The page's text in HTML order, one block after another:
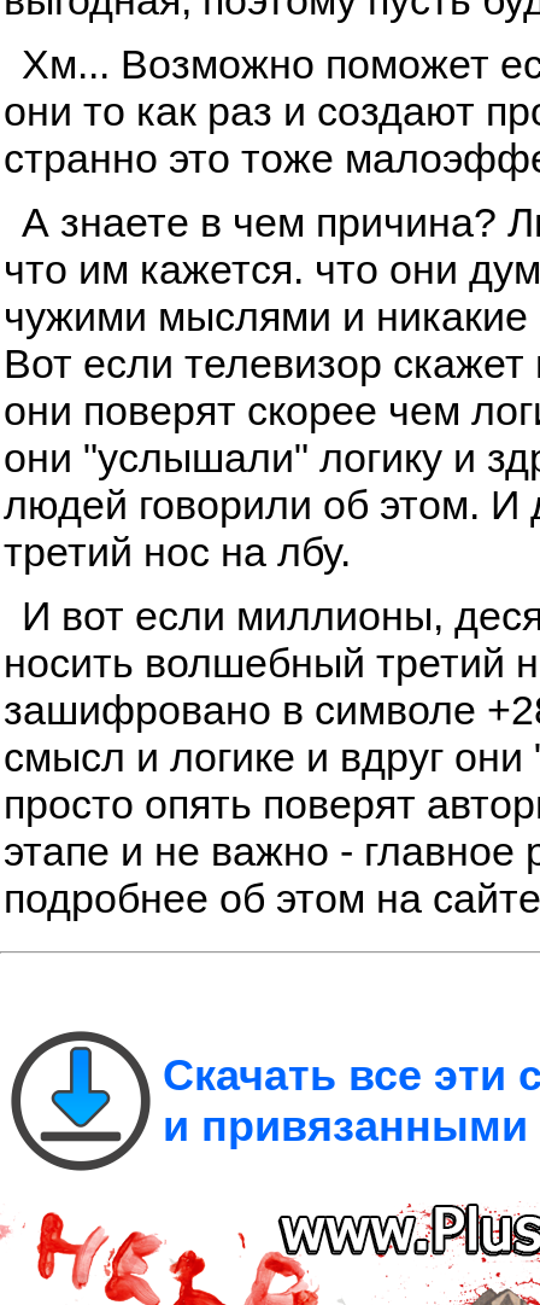
Хм... Возможно поможет
они то как раз и создают
странно это тоже
А знаете в чем причина?
что им кажется. что они
чужими мыслями и никакие
Вот если телевизор скажет
они поверят скорее чем
они "услышали" логику и
людей говорили об этом.
третий нос на лбу.
И вот если миллионы,
носить волшебный третий
зашифровано в символе
смысл и логике и вдруг
просто опять поверят
этапе и не важно - главное
подробнее об этом на
Скачать все
и